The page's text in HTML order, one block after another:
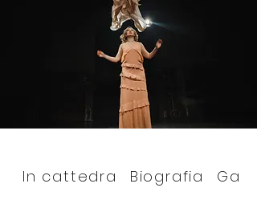
In cattedra Biografia